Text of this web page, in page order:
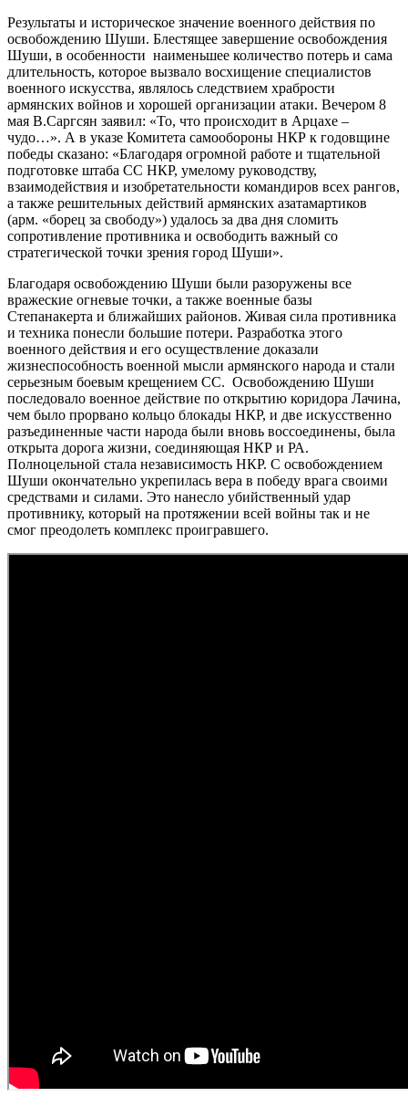
Результаты и историческое значение военного действия по
освобождению Шуши. Блестящее завершение освобождения
Шуши, в особенности наименьшее количество потерь и сама
длительность, которое вызвало восхищение специалистов
военного искусства, являлось следствием храбрости
армянских войнов и хорошей организации атаки. Вечером 8
мая В.Саргсян заявил: «То, что происходит в Арцахе –
чудо…». А в указе Комитета самообороны НКР к годовщине
победы сказано: «Благодаря огромной работе и тщательной
подготовке штаба СС НКР, умелому руководству,
взаимодействия и изобретательности командиров всех рангов,
а также решительных действий армянских азатамартиков
(арм. «борец за свободу») удалось за два дня сломить
сопротивление противника и освободить важный со
стратегической точки зрения город Шуши».
Благодаря освобождению Шуши были разоружены все
вражеские огневые точки, а также военные базы
Степанакерта и ближайших районов. Живая сила противника
и техника понесли большие потери. Разработка этого
военного действия и его осуществление доказали
жизнеспособность военной мысли армянского народа и стали
серьезным боевым крещением СС. Освобождению Шуши
последовало военное действие по открытию коридора Лачина,
чем было прорвано кольцо блокады НКР, и две искусственно
разъединенные части народа были вновь воссоединены, была
открыта дорога жизни, соединяющая НКР и РА.
Полноцельной стала независимость НКР. С освобождением
Шуши окончательно укрепилась вера в победу врага своими
средствами и силами. Это нанесло убийственный удар
противнику, который на протяжении всей войны так и не
смог преодолеть комплекс проигравшего.